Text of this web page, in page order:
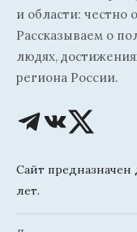
и области: честно
Рассказываем о
людях,
региона России.
Сайт предназначен
лет.